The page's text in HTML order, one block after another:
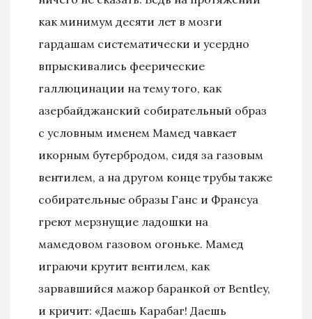
как минимум десяти лет в мозги
гардашам систематически и усердно
впрыскивались феерические
галлюцинации на тему того, как
азербайджанский собирательный образ
с условным именем Мамед чавкает
икорным бутербродом, сидя за газовым
вентилем, а на другом конце трубы также
собирательные образы Ганс и Франсуа
греют мерзнущие ладошки на
мамедовом газовом огоньке. Мамед
играючи крутит вентилем, как
зарвавшийся мажор баранкой от Bentley,
и кричит: «Даешь Карабаг! Даешь